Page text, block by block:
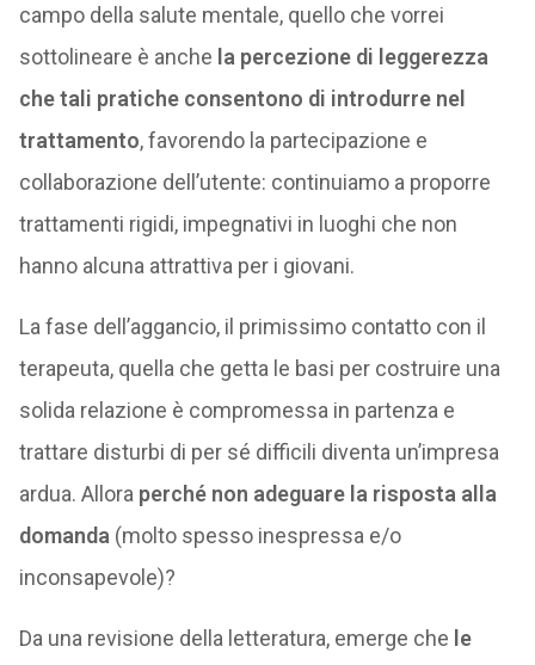
campo della salute mentale, quello che vorrei
sottolineare è anche la percezione di leggerezza
che tali pratiche consentono di introdurre nel
trattamento, favorendo la partecipazione e
collaborazione dell’utente: continuiamo a proporre
trattamenti rigidi, impegnativi in luoghi che non
hanno alcuna attrattiva per i giovani.
La fase dell’aggancio, il primissimo contatto con il
terapeuta, quella che getta le basi per costruire una
solida relazione è compromessa in partenza e
trattare disturbi di per sé difficili diventa un’impresa
ardua. Allora perché non adeguare la risposta alla
domanda (molto spesso inespressa e/o
inconsapevole)?
Da una revisione della letteratura, emerge che le